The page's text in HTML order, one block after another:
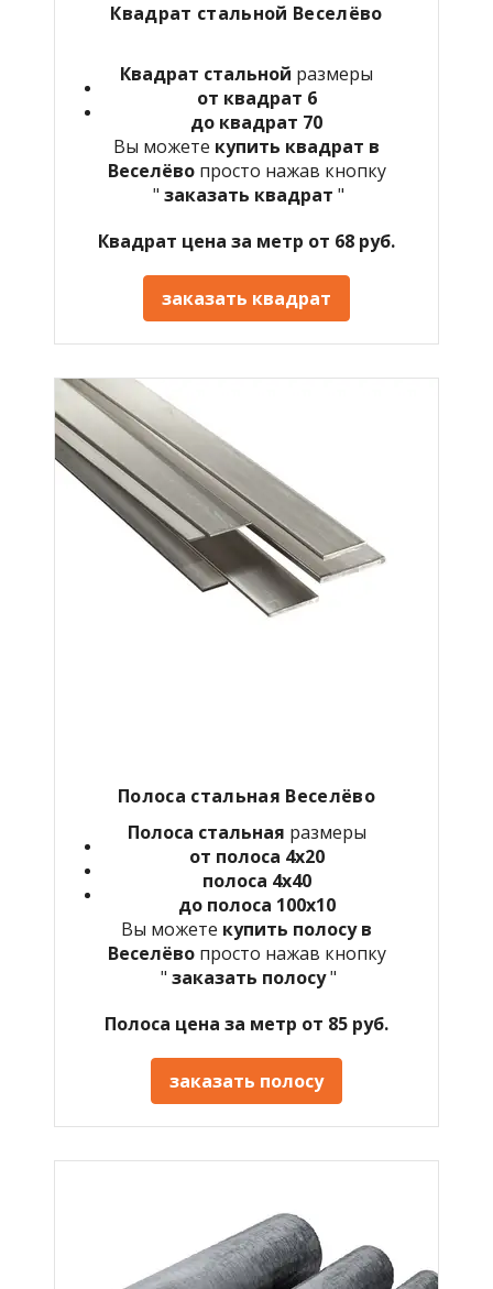
Квадрат стальной Веселёво
Квадрат стальной размеры
от квадрат 6
до квадрат 70
Вы можете купить квадрат в
Веселёвопросто нажав кнопку
" заказать квадрат "
Квадрат цена за метр от 68 руб.
заказать квадрат
Полоса стальная Веселёво
Полоса стальная размеры
от полоса 4х20
полоса 4х40
до полоса 100х10
Вы можете купить полосу в
Веселёвопросто нажав кнопку
" заказать полосу"
Полоса цена за метр от 85 руб.
заказать полосу